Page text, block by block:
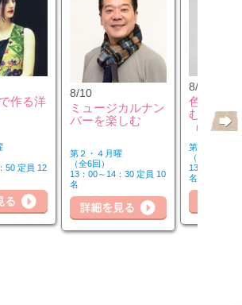
作る洋
50 定員 12
8/10
ミュージカルナン
バーを楽しむ
第２・４月曜
（全6回）
13：00～14：30 定員 10
名
8/12
色のチカ
むカラー
（第2水
第２水曜
（全3回）
13：00～14
名
を見る 詳細を見る